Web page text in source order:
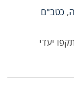
, כטב"ם
יעדי